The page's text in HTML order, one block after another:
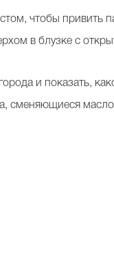
чтобы привить
в блузке с
и показать,
сменяющиеся